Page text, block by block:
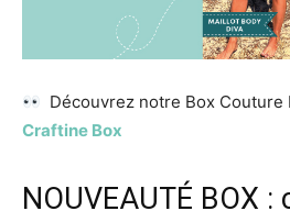
Découvrez notre Box Couture
Craftine Box
NOUVEAUTÉ BOX